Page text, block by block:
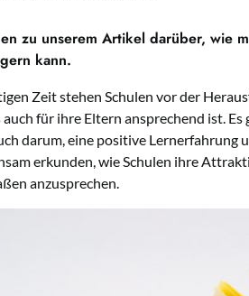
zu unserem Artikel darüber, wie
kann.
Zeit stehen Schulen vor der
auch für ihre Eltern ansprechend ist.
darum, eine positive Lernerfahrung
erkunden, wie Schulen ihre
anzusprechen.